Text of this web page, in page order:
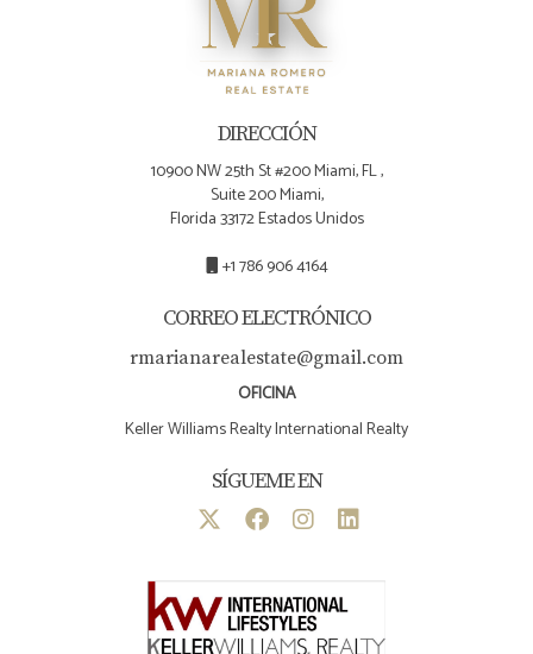
subestimes la importancia de estar preparado ante
cualquier eventualidad; tu éxito como inversionista
dependerá de ello. ¡No dudes más! Da ese paso
hacia tu futuro financiero hoy mismo.
DIRECCIÓN
10900 NW 25th St #200 Miami, FL ,
Suite 200 Miami,
Florida 33172 Estados Unidos
+1 786 906 4164
CORREO ELECTRÓNICO
rmarianarealestate@gmail.com
OFICINA
Keller Williams Realty International Realty
SÍGUEME EN